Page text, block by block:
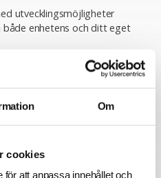
Om
cookies
för att anpassa innehållet och
utvecklingsmöjligheter
enhetens och ditt eget
att delvis arbeta på
i våra trivsamma
ger resultat och föder
med och jobba för att
chefer?